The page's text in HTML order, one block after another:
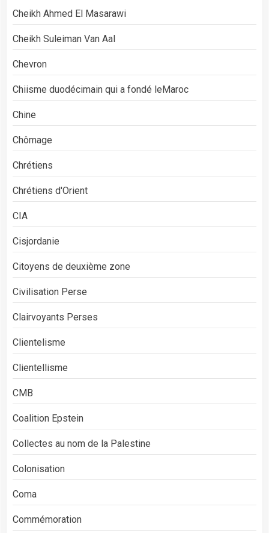
Cheikh Ahmed El Masarawi
Cheikh Suleiman Van Aal
Chevron
Chiisme duodécimain qui a fondé leMaroc
Chine
Chômage
Chrétiens
Chrétiens d'Orient
CIA
Cisjordanie
Citoyens de deuxième zone
Civilisation Perse
Clairvoyants Perses
Clientelisme
Clientellisme
CMB
Coalition Epstein
Collectes au nom de la Palestine
Colonisation
Coma
Commémoration